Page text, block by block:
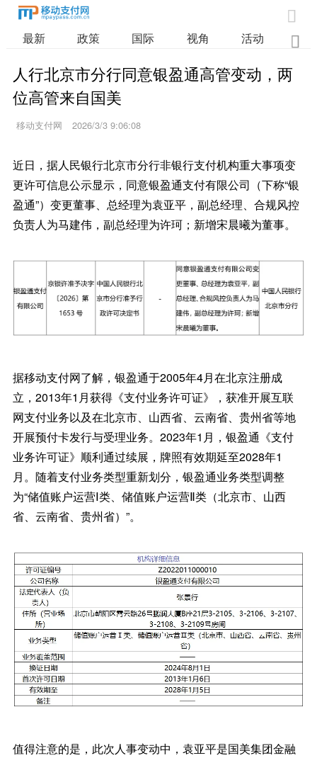

最新 政策 国际 视角 活动 业

人行北京市分行同意银盈通高管变动，两
位高管来自国美
移动支付网 2026/3/3 9:06:08
近日，据人民银行北京市分行非银行支付机构重大事项变
更许可信息公示显示，同意银盈通支付有限公司（下称“银
盈通”）变更董事、总经理为袁亚平，副总经理、合规风控
负责人为马建伟，副总经理为许珂；新增宋晨曦为董事。
据移动支付网了解，银盈通于2005年4月在北京注册成
立，2013年1月获得《支付业务许可证》，获准开展互联
网支付业务以及在北京市、山西省、云南省、贵州省等地
开展预付卡发行与受理业务。2023年1月，银盈通《支付
业务许可证》顺利通过续展，牌照有效期延至2028年1
月。随着支付业务类型重新划分，银盈通业务类型调整
为“储值账户运营Ⅰ类、储值账户运营Ⅱ类（北京市、山西
省、云南省、贵州省）”。
值得注意的是，此次人事变动中，袁亚平是国美集团金融